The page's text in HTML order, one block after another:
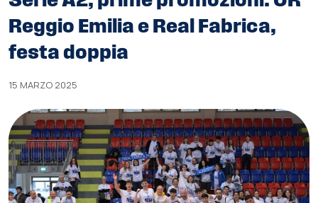
Reggio Emilia e Real Fabrica,
festa doppia
15 MARZO 2025